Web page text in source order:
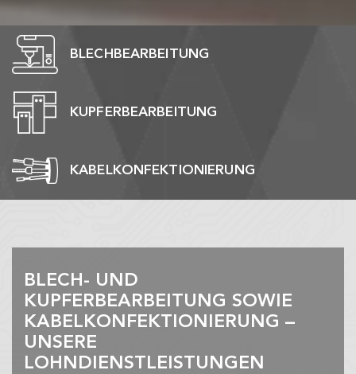
BLECHBEARBEITUNG
KUPFERBEARBEITUNG
KABELKONFEKTIONIERUNG
BLECH- UND
KUPFERBEARBEITUNG SOWIE
KABELKONFEKTIONIERUNG –
UNSERE
LOHNDIENSTLEISTUNGEN